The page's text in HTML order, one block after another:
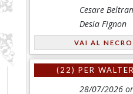
Cesare
Desia Fignon
VAI AL
(22) PER
28/07/2026